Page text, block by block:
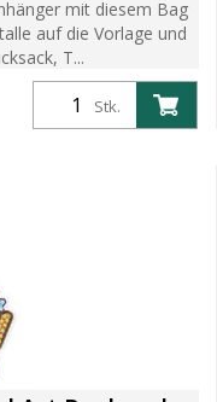
mit diesem Bag
auf die Vorlage und
T...
Stk.